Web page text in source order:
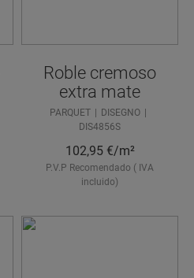
Roble cremoso
extra mate
PARQUET
DISEGNO
DIS4856S
102,95 €/m²
P.V.P Recomendado ( IVA
incluido)